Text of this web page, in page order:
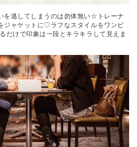
を逃してしまうのは勿体無い☆トレーナ
ジャケットに♡ラフなスタイルをワンピ
だけで印象は一段とキラキラして見えま